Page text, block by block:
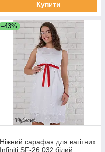
Купити
–43%
Ніжний сарафан для вагітних
Infiniti SF-26.032 білий